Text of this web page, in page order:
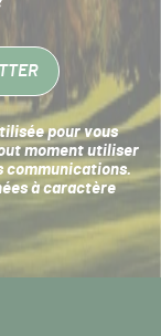
pour vous
moment utiliser
communications.
à caractère